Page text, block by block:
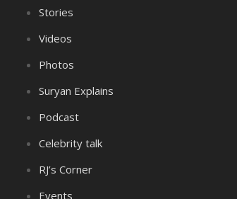
Stories
Videos
Photos
Suryan Explains
Podcast
Celebrity talk
RJ’s Corner
Events